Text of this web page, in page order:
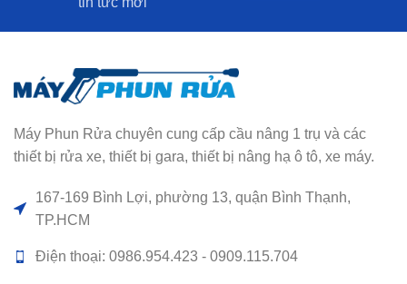
Máy Phun Rửa chuyên cung cấp cầu nâng 1 trụ và các
thiết bị rửa xe, thiết bị gara, thiết bị nâng hạ ô tô, xe máy.
167-169 Bình Lợi, phường 13, quận Bình Thạnh,
TP.HCM
Điện thoại: 0986.954.423 - 0909.115.704